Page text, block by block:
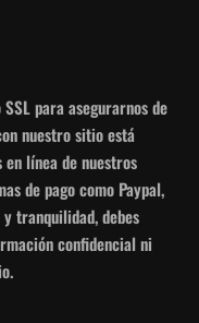
para asegurarnos de
nuestro sitio está
línea de nuestros
de pago como Paypal,
tranquilidad, debes
confidencial ni